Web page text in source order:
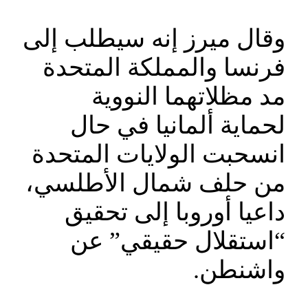
وقال ميرز إنه سيطلب إلى
فرنسا والمملكة المتحدة
مد مظلاتهما النووية
لحماية ألمانيا في حال
انسحبت الولايات المتحدة
من حلف شمال الأطلسي،
داعيا أوروبا إلى تحقيق
“استقلال حقيقي” عن
واشنطن.